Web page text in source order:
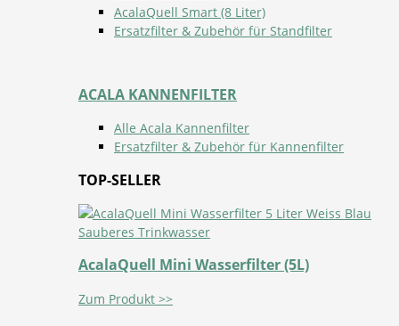
AcalaQuell Smart (8 Liter)
Ersatzfilter & Zubehör für Standfilter
ACALA KANNENFILTER
Alle Acala Kannenfilter
Ersatzfilter & Zubehör für Kannenfilter
TOP-SELLER
AcalaQuell Mini Wasserfilter (5L)
Zum Produkt >>